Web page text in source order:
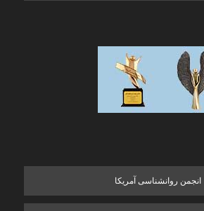
انجمن روانشناسی آمریکا